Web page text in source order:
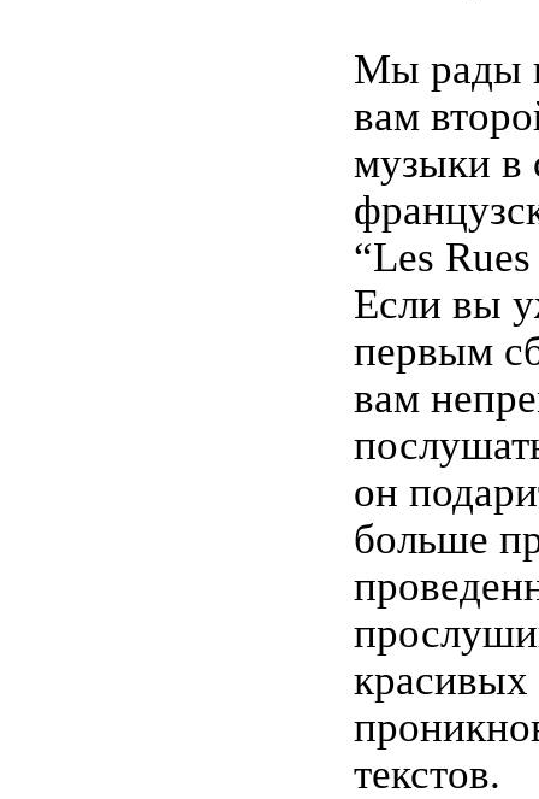
Мы рады
вам
музыки в
“Les
Если вы
первым
вам
он
больше
текстов.